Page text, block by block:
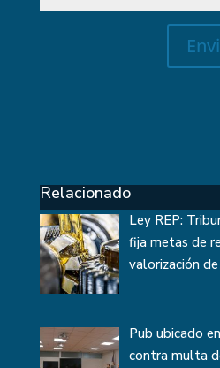
Relacionado
Ley REP:
fija metas de
valorización
Pub ubicado
contra multa